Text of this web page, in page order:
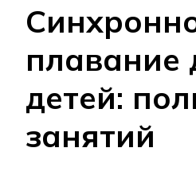
плавание
детей:
занятий